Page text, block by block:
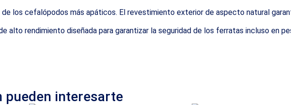
los cefalópodos más apáticos. El revestimiento exterior de aspecto natural
alto rendimiento diseñada para garantizar la seguridad de los ferratas incluso en
interesarte